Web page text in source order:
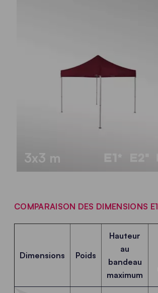
3x3 m
COMPARAISON DES DIMENSIONS E1
Dimensions Poids
Hauteur
au
bandeau
maximum